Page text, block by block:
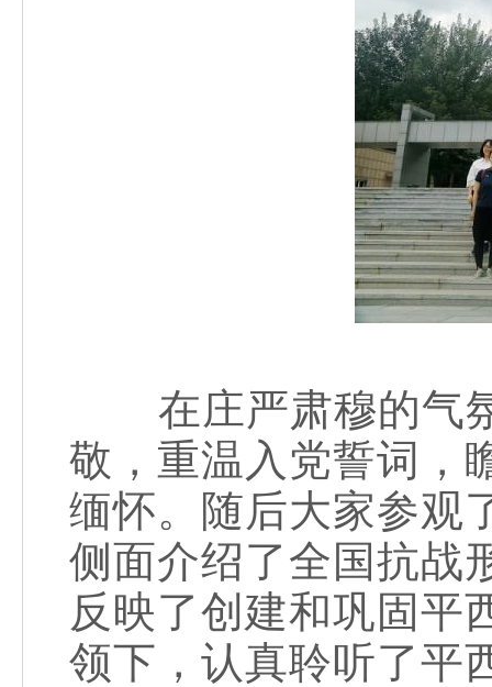
在庄严肃穆的气氛
敬，重温入党誓词，
缅怀。随后大家参观
侧面介绍了全国抗战
反映了创建和巩固平
领下，认真聆听了平